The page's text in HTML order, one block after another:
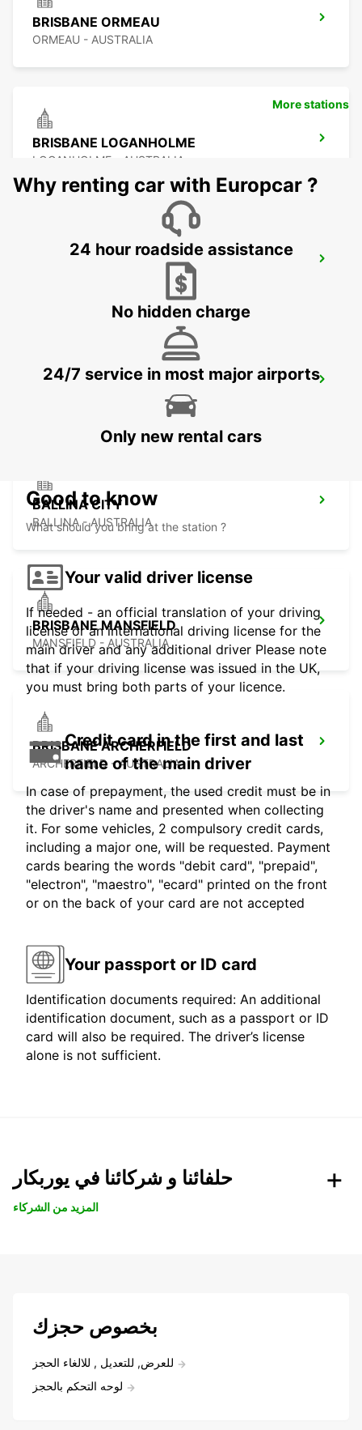
BRISBANE ORMEAU
ORMEAU - AUSTRALIA
BRISBANE LOGANHOLME
LOGANHOLME - AUSTRALIA
BRISBANE SLACKS CREEK
SLACKS CREEK - AUSTRALIA
BALLINA BYRON GATEWAY AIRPORT
BALLINA CITY
BALLINA - AUSTRALIA
BRISBANE MANSFIELD
MANSFIELD - AUSTRALIA
BRISBANE ARCHERFIELD
ARCHERFIELD - AUSTRALIA
More stations
Why renting car with Europcar ?
24 hour roadside assistance
No hidden charge
24/7 service in most major airports
Only new rental cars
Good to know
What should you bring at the station ?
Your valid driver license
If needed - an official translation of your driving
license or an international driving license for the
main driver and any additional driver Please note
that if your driving license was issued in the UK,
you must bring both parts of your licence.
Credit card in the first and last
name of the main driver
In case of prepayment, the used credit must be in
the driver's name and presented when collecting
it. For some vehicles, 2 compulsory credit cards,
including a major one, will be requested. Payment
cards bearing the words "debit card", "prepaid",
"electron", "maestro", "ecard" printed on the front
or on the back of your card are not accepted
Your passport or ID card
Identification documents required: An additional
identification document, such as a passport or ID
card will also be required. The driver’s license
alone is not sufficient.
حلفائنا و شركائنا في يوربكار
المزيد من الشركاء
بخصوص حجزك
للعرض, للتعديل , للالغاء الحجز
لوحه التحكم بالحجز